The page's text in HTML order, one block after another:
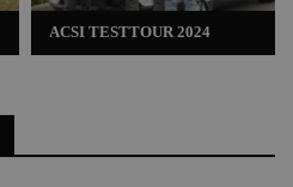
ACSI TESTTOUR 2024